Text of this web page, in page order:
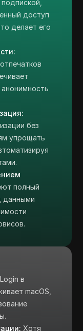
доступ
делает его
без
упрощать
полный
данными
в
macOS,
Хотя